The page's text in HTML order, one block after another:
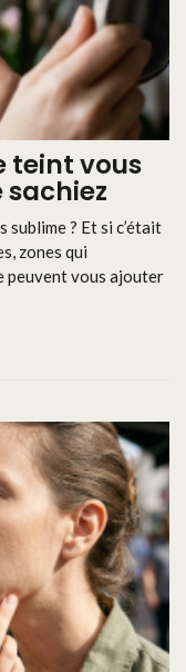
teint vous
sachiez
? Et si c’était
zones qui
peuvent vous ajouter